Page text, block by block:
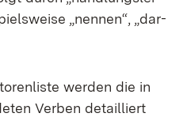
„nen­nen“, „dar­
wer­den die in
Ver­ben de­tail­liert